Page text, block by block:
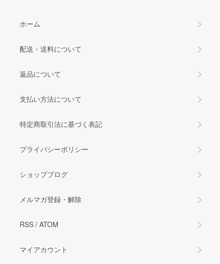
ホーム
配送・送料について
返品について
支払い方法について
特定商取引法に基づく表記
プライバシーポリシー
ショップブログ
メルマガ登録・解除
RSS / ATOM
マイアカウント